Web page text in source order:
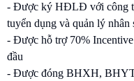
- Được ký HĐLĐ với công
tuyển dụng và quản lý nhân
- Được hỗ trợ 70%
đầu
- Được đóng BHXH,